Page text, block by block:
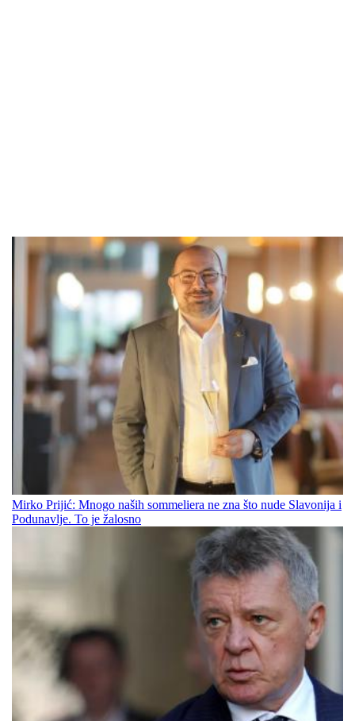
Mirko Prijić: Mnogo naših sommeliera ne zna što nude Slavonija i
Podunavlje. To je žalosno